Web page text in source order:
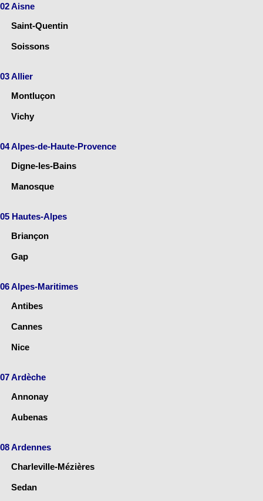
02 Aisne
Saint-Quentin
Soissons
03 Allier
Montluçon
Vichy
04 Alpes-de-Haute-Provence
Digne-les-Bains
Manosque
05 Hautes-Alpes
Briançon
Gap
06 Alpes-Maritimes
Antibes
Cannes
Nice
07 Ardèche
Annonay
Aubenas
08 Ardennes
Charleville-Mézières
Sedan